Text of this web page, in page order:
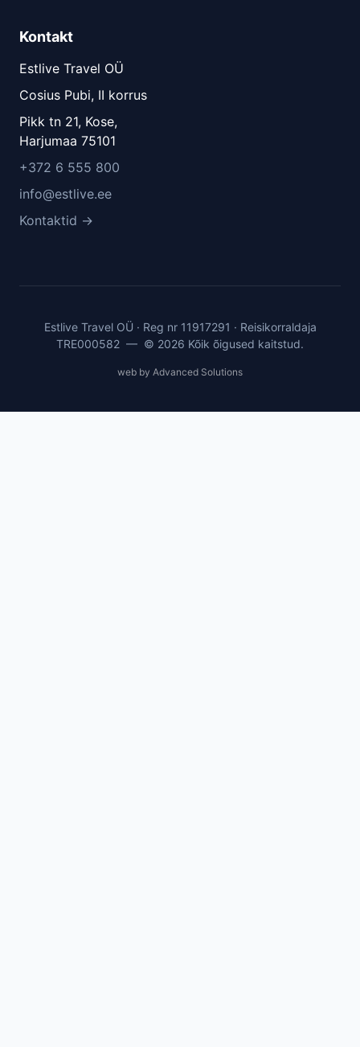
Kontakt
Estlive Travel OÜ
Cosius Pubi, II korrus
Pikk tn 21, Kose,
Harjumaa 75101
+372 6 555 800
info@estlive.ee
Kontaktid →
Estlive Travel OÜ · Reg nr 11917291 · Reisikorraldaja
TRE000582 — © 2026 Kõik õigused kaitstud.
web by Advanced Solutions